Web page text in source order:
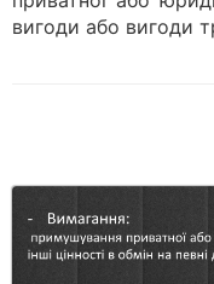
вигоди або вигоди